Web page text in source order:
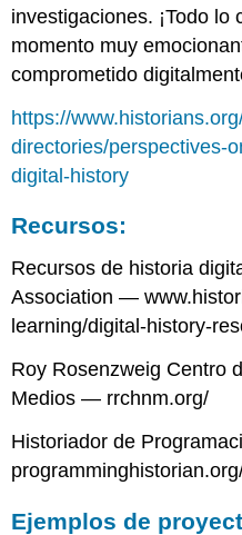
investigaciones. ¡Todo lo
momento muy
comprometido
https://
directories/perspectives-
digital-history
Recursos:
Recursos de historia
Association —
learning/digital-history-
Roy Rosenzweig Centro
Medios — rrchnm.org/
Historiador de
Ejemplos de